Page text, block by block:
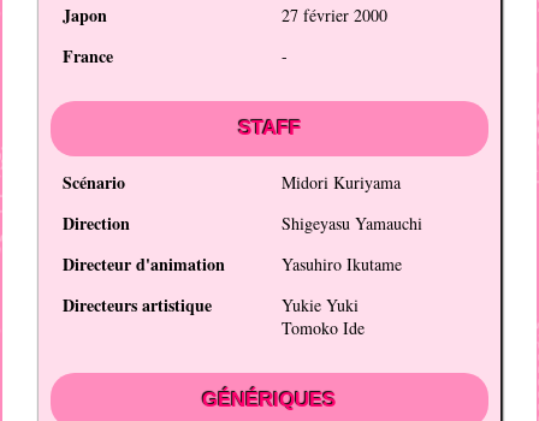
Japon 27 février 2000
France -
STAFF
Scénario Midori Kuriyama
Direction Shigeyasu Yamauchi
Directeur d'animation Yasuhiro Ikutame
Directeurs artistique
Yukie Yuki
Tomoko Ide
GÉNÉRIQUES